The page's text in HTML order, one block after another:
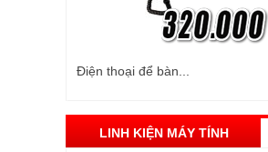
Điện thoại để bàn...
LINH KIỆN MÁY TÍNH